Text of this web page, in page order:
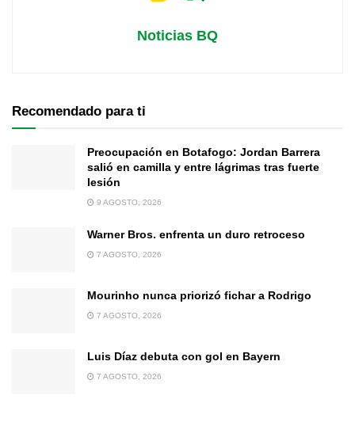
Noticias BQ
Recomendado para ti
Preocupación en Botafogo: Jordan Barrera
salió en camilla y entre lágrimas tras fuerte
lesión
9 AGOSTO, 2026
Warner Bros. enfrenta un duro retroceso
7 AGOSTO, 2026
Mourinho nunca priorizó fichar a Rodrigo
7 AGOSTO, 2026
Luis Díaz debuta con gol en Bayern
7 AGOSTO, 2026